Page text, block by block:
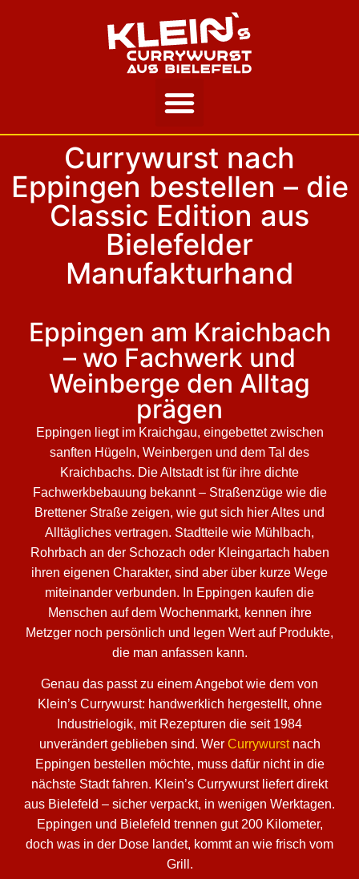
Currywurst nach
Eppingen bestellen – die
Classic Edition aus
Bielefelder
Manufakturhand
Eppingen am Kraichbach
– wo Fachwerk und
Weinberge den Alltag
prägen
Eppingen liegt im Kraichgau, eingebettet zwischen
sanften Hügeln, Weinbergen und dem Tal des
Kraichbachs. Die Altstadt ist für ihre dichte
Fachwerkbebauung bekannt – Straßenzüge wie die
Brettener Straße zeigen, wie gut sich hier Altes und
Alltägliches vertragen. Stadtteile wie Mühlbach,
Rohrbach an der Schozach oder Kleingartach haben
ihren eigenen Charakter, sind aber über kurze Wege
miteinander verbunden. In Eppingen kaufen die
Menschen auf dem Wochenmarkt, kennen ihre
Metzger noch persönlich und legen Wert auf Produkte,
die man anfassen kann.
Genau das passt zu einem Angebot wie dem von
Klein’s Currywurst: handwerklich hergestellt, ohne
Industrielogik, mit Rezepturen die seit 1984
unverändert geblieben sind. Wer Currywurstnach
Eppingen bestellen möchte, muss dafür nicht in die
nächste Stadt fahren. Klein’s Currywurst liefert direkt
aus Bielefeld – sicher verpackt, in wenigen Werktagen.
Eppingen und Bielefeld trennen gut 200 Kilometer,
doch was in der Dose landet, kommt an wie frisch vom
Grill.